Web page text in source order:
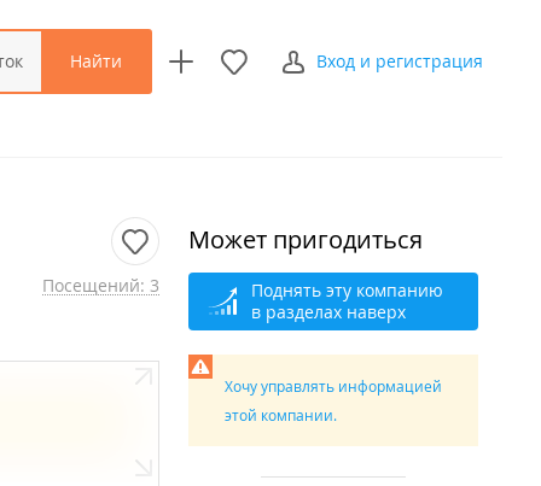
Найти Вход и регистрация
Посещений: 3
Может пригодиться
Поднять эту компанию
в разделах наверх
Хочу управлять информацией
этой компании.